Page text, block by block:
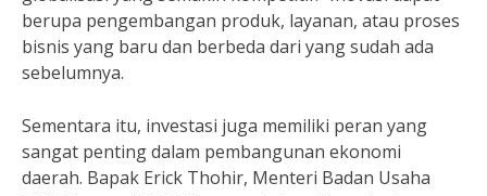
berupa pengembangan produk, layanan, atau proses
bisnis yang baru dan berbeda dari yang sudah ada
sebelumnya.
Sementara itu, investasi juga memiliki peran yang
sangat penting dalam pembangunan ekonomi
daerah. Bapak Erick Thohir, Menteri Badan Usaha